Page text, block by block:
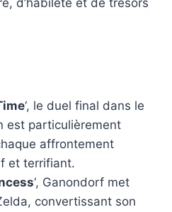
‘, le duel final dans le
est particulièrement
affrontement
et terrifiant.
‘, Ganondorf met
convertissant son